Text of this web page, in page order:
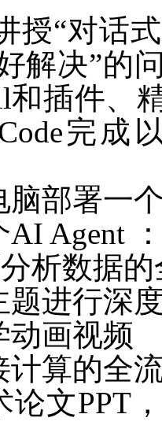
授“对话式
解决”的
和插件、
完成
脑部署一
AI Agent
析数据
题进行深
动画视频
计算的全
论文PPT